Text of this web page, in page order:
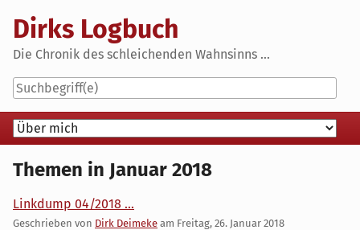
content
Dirks Logbuch
Die Chronik des schleichenden Wahnsinns ...
Navigation
Themen in Januar 2018
Linkdump 04/2018 ...
Geschrieben von Dirk Deimeke am Freitag, 26. Januar 2018